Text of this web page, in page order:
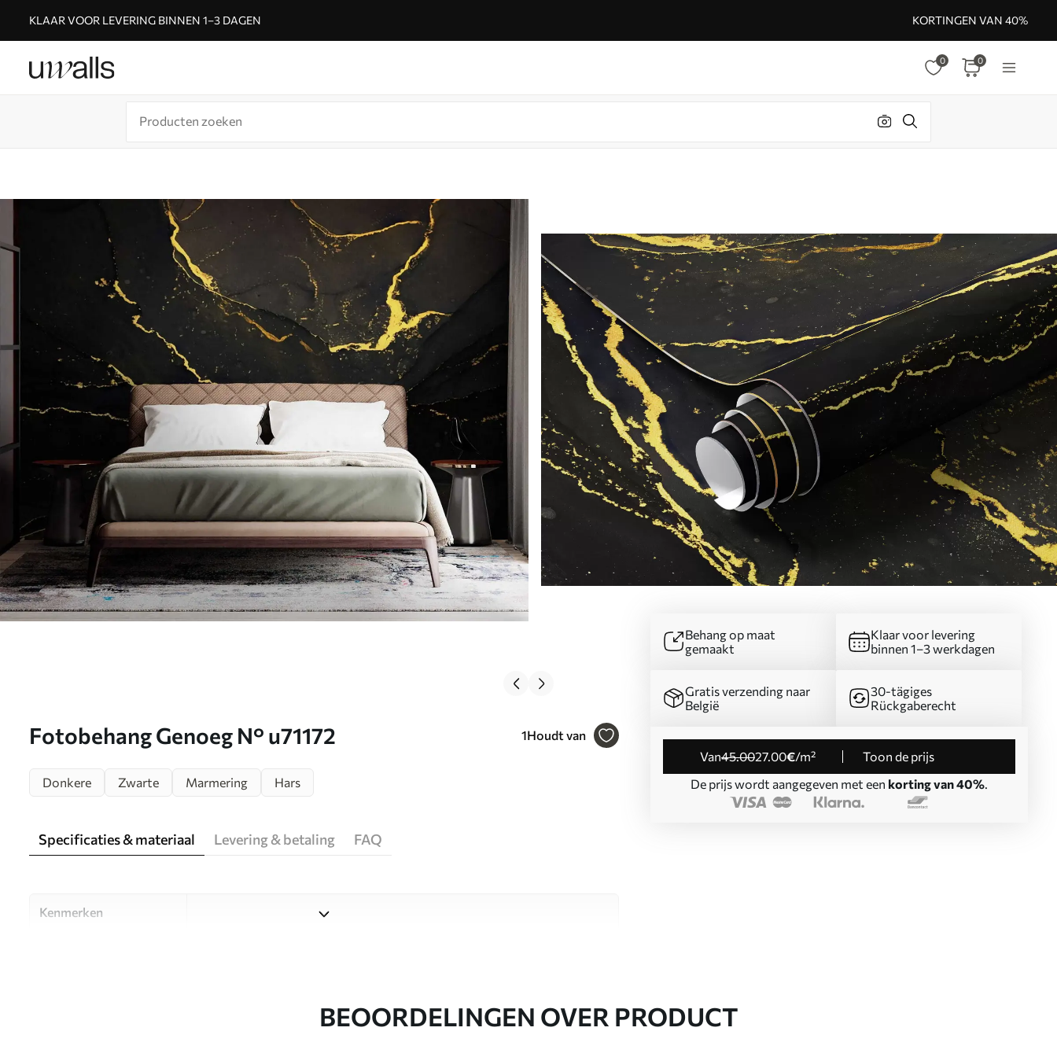
KLAAR VOOR LEVERING BINNEN 1–3 DAGEN KORTINGEN VAN 40%
0 0
Fotobehang Genoeg N° u71172 1Houdt van
Behang op maat
gemaakt
Klaar voor levering
binnen 1–3 werkdagen
Gratis verzending naar
België
30-tägiges
Rückgaberecht
Van45.0027.00€/m²
Toon de prijs
De prijs wordt aangegeven met een korting van 40%.
Donkere Zwarte Marmering Hars
Specificaties & materiaal Levering & betaling FAQ
Kenmerken
BEOORDELINGEN OVER PRODUCT